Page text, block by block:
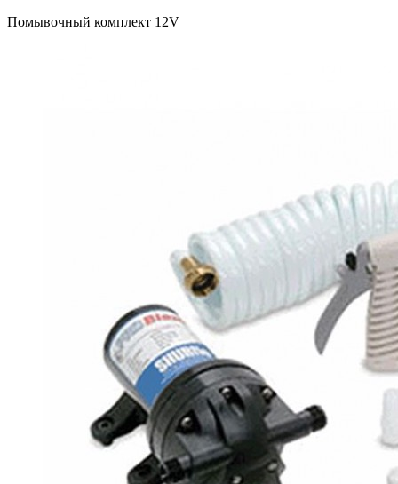
Помывочный комплект 12V